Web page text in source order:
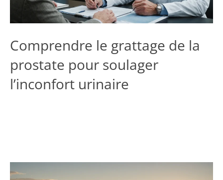
Comprendre le grattage de la
prostate pour soulager
l’inconfort urinaire